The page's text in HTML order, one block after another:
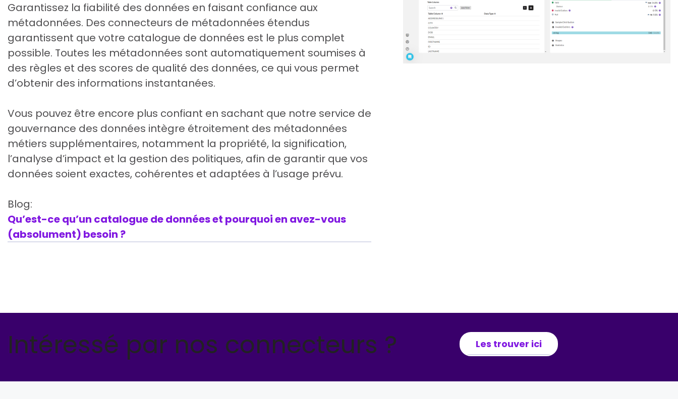
Garantissez la fiabilité des données en faisant confiance aux
métadonnées. Des connecteurs de métadonnées étendus
garantissent que votre catalogue de données est le plus complet
possible. Toutes les métadonnées sont automatiquement soumises à
des règles et des scores de qualité des données, ce qui vous permet
d’obtenir des informations instantanées.
Vous pouvez être encore plus confiant en sachant que notre service de
gouvernance des données intègre étroitement des métadonnées
métiers supplémentaires, notamment la propriété, la signification,
l’analyse d’impact et la gestion des politiques, afin de garantir que vos
données soient exactes, cohérentes et adaptées à l’usage prévu.
Blog:
Qu’est-ce qu’un catalogue de données et pourquoi en avez-vous
(absolument) besoin ?
Intéressé par nos connecteurs ? Les trouver ici